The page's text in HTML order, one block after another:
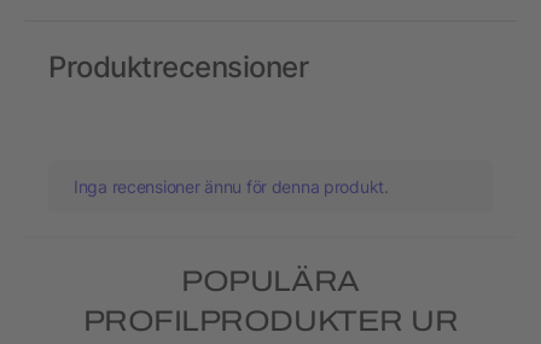
Produktrecensioner
Inga recensioner ännu för denna produkt.
POPULÄRA
PROFILPRODUKTER UR